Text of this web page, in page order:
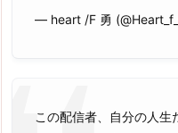
— heart /F 勇
この配信者、自分の人生